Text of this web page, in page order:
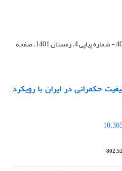
دوره 10، شماره 40 - شماره پیاپی 4، زمستان 1401، صفحه
حکمرانی در ایران با رویکرد